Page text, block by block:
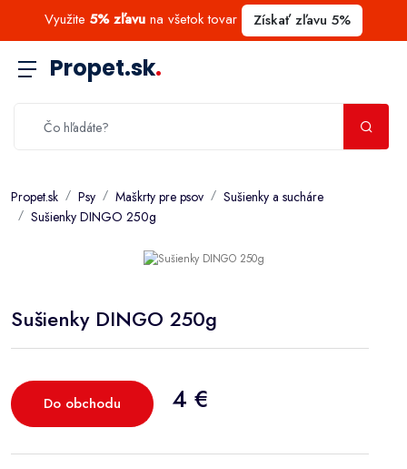
Využite 5% zľavu na všetok tovar Získať zľavu 5%
Propet.sk.
Propet.sk Psy Maškrty pre psov
Sušienky a sucháre
Sušienky DINGO 250g
Sušienky DINGO 250g
Do obchodu 4 €